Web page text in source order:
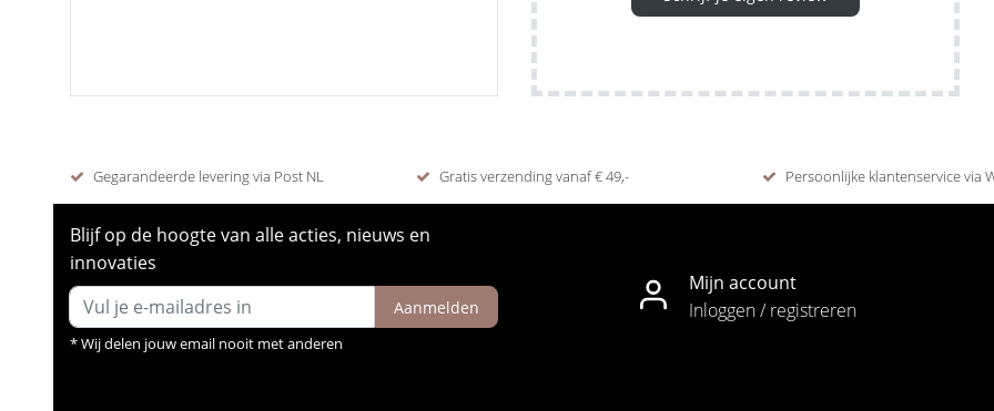
Gegarandeerde levering via Post NL Gratis verzending vanaf € 49,- Persoonlijke klantenservice via
Blijf op de hoogte van alle acties, nieuws en
innovaties
Aanmelden
* Wij delen jouw email nooit met anderen
Mijn account
Inloggen / registreren